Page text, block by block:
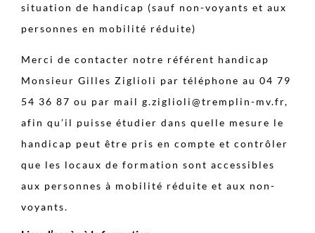
situation de handicap (sauf non-voyants et aux
personnes en mobilité réduite)
Merci de contacter notre référent handicap
Monsieur Gilles Ziglioli par téléphone au 04 79
54 36 87 ou par mail g.ziglioli@tremplin-mv.fr,
afin qu’il puisse étudier dans quelle mesure le
handicap peut être pris en compte et contrôler
que les locaux de formation sont accessibles
aux personnes à mobilité réduite et aux non-
voyants.